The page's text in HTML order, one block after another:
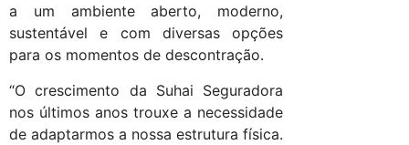
a um ambiente aberto, moderno,
sustentável e com diversas opções
para os momentos de descontração.
“O crescimento da Suhai Seguradora
nos últimos anos trouxe a necessidade
de adaptarmos a nossa estrutura física.